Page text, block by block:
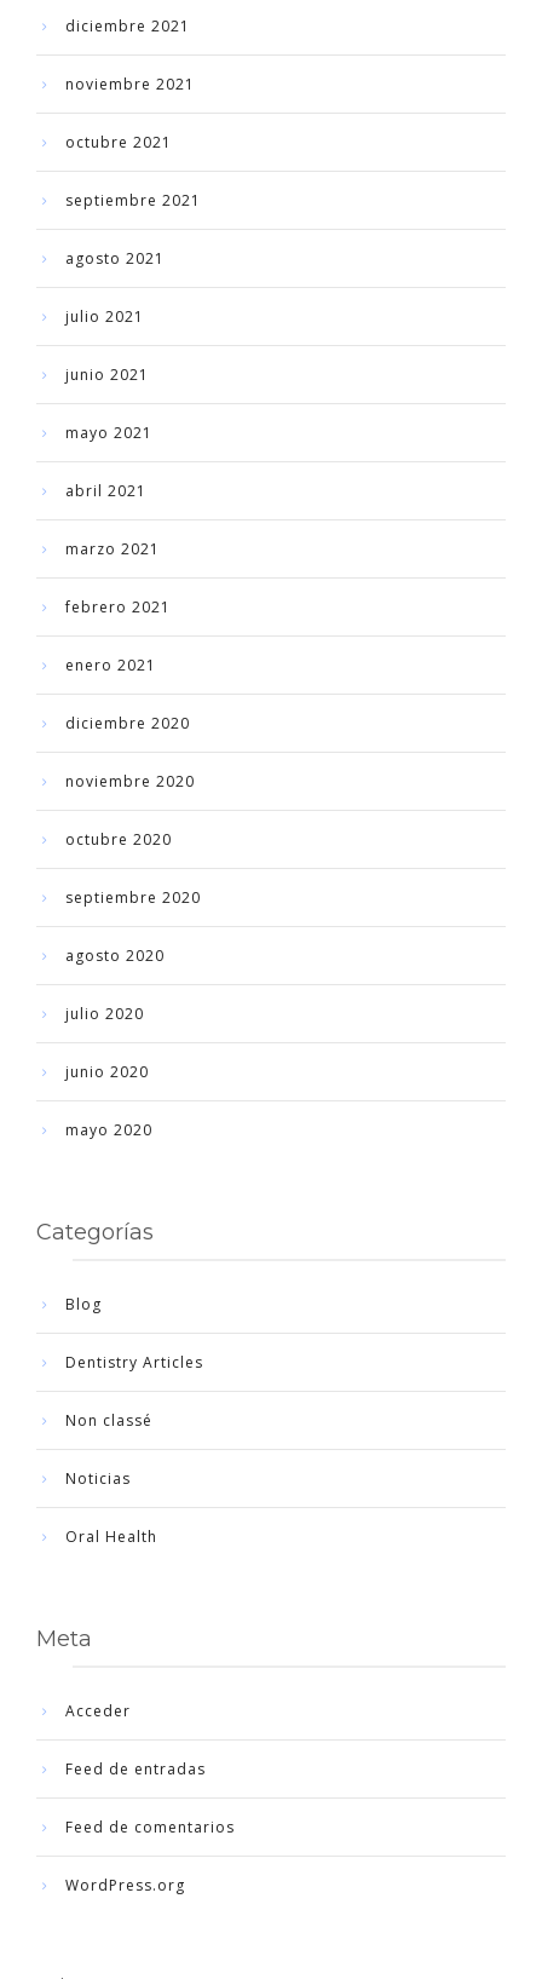
diciembre 2021
noviembre 2021
octubre 2021
septiembre 2021
agosto 2021
julio 2021
junio 2021
mayo 2021
abril 2021
marzo 2021
febrero 2021
enero 2021
diciembre 2020
noviembre 2020
octubre 2020
septiembre 2020
agosto 2020
julio 2020
junio 2020
mayo 2020
Categorías
Blog
Dentistry Articles
Non classé
Noticias
Oral Health
Meta
Acceder
Feed de entradas
Feed de comentarios
WordPress.org